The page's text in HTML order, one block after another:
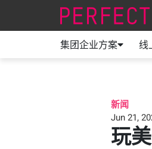
集团企业方案 线
新闻
Jun 21,
玩